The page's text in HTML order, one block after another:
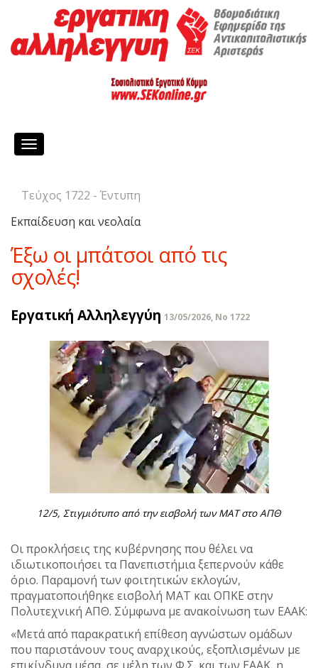
Toggle
Τεύχος 1722 - Έντυπη
Εκπαίδευση και νεολαία
Έξω οι μπάτσοι από τις
σχολές!
Εργατική Αλληλεγγύη 13/05/2026, No 1722
12/5, Στιγμιότυπο από την εισβολή των ΜΑΤ στο ΑΠΘ
Οι προκλήσεις της κυβέρνησης που θέλει να
ιδιωτικοποιήσει τα Πανεπιστήμια ξεπερνούν κάθε
όριο. Παραμονή των φοιτητικών εκλογών,
πραγματοποιήθηκε εισβολή ΜΑΤ και ΟΠΚΕ στην
Πολυτεχνική ΑΠΘ. Σύμφωνα με ανακοίνωση των ΕΑΑΚ:
«Μετά από παρακρατική επίθεση αγνώστων ομάδων
που παριστάνουν τους αναρχικούς, εξοπλισμένων με
επικίνδυνα μέσα, σε μέλη των Φ.Σ. και των ΕΑΑΚ, η